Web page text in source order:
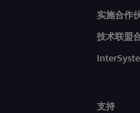
实施合作
技术联盟
支持